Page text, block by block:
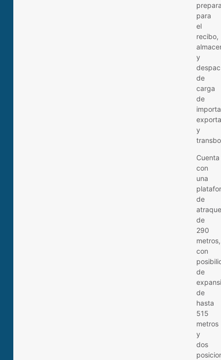
para
el
recibo,
y
de
carga
de
y
Cuenta
con
una
de
atraque
de
290
metros,
con
de
de
hasta
515
metros
y
dos